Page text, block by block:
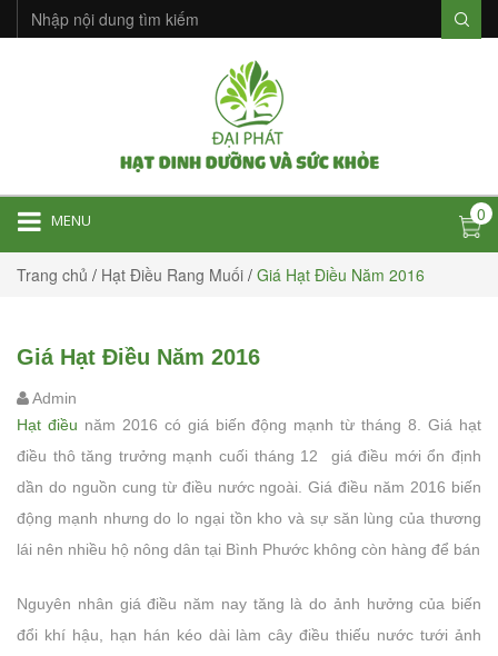
MENU 0
Trang chủ / Hạt Điều Rang Muối / Giá Hạt Điều Năm 2016
Giá Hạt Điều Năm 2016
Admin
Hạt điều năm 2016 có giá biến động mạnh từ tháng 8. Giá hạt
điều thô tăng trưởng mạnh cuối tháng 12 giá điều mới ổn định
dần do nguồn cung từ điều nước ngoài. Giá điều năm 2016 biến
động mạnh nhưng do lo ngại tồn kho và sự săn lùng của thương
lái nên nhiều hộ nông dân tại Bình Phước không còn hàng để bán
Nguyên nhân giá điều năm nay tăng là do ảnh hưởng của biến
đổi khí hậu, hạn hán kéo dài làm cây điều thiếu nước tưới ảnh